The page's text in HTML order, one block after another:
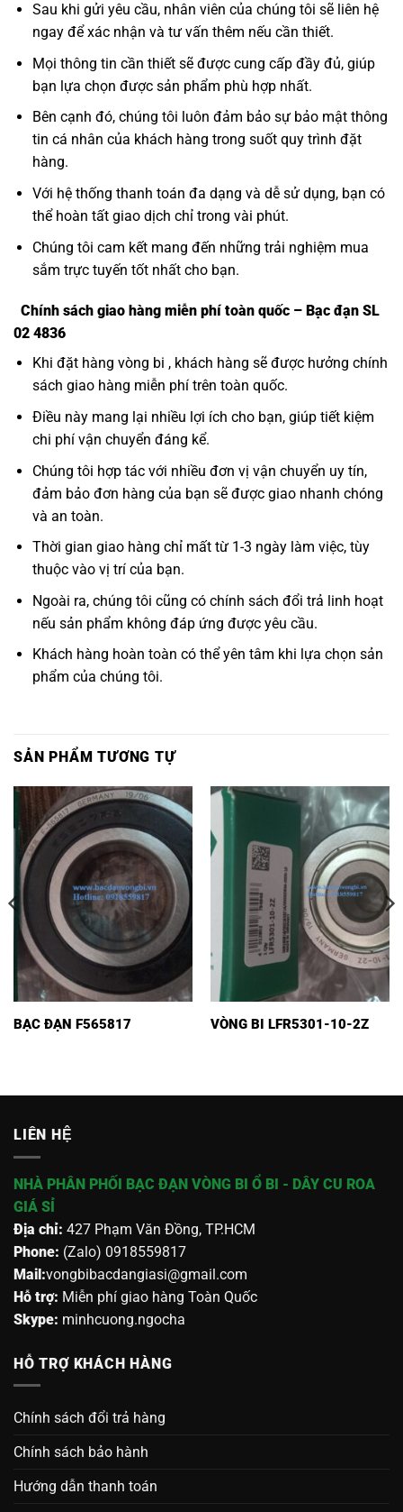
Sau khi gửi yêu cầu, nhân viên của chúng tôi sẽ liên hệ
ngay để xác nhận và tư vấn thêm nếu cần thiết.
Mọi thông tin cần thiết sẽ được cung cấp đầy đủ, giúp
bạn lựa chọn được sản phẩm phù hợp nhất.
Bên cạnh đó, chúng tôi luôn đảm bảo sự bảo mật thông
tin cá nhân của khách hàng trong suốt quy trình đặt
hàng.
Với hệ thống thanh toán đa dạng và dễ sử dụng, bạn có
thể hoàn tất giao dịch chỉ trong vài phút.
Chúng tôi cam kết mang đến những trải nghiệm mua
sắm trực tuyến tốt nhất cho bạn.
Chính sách giao hàng miễn phí toàn quốc – Bạc đạn SL
02 4836
Khi đặt hàng vòng bi , khách hàng sẽ được hưởng chính
sách giao hàng miễn phí trên toàn quốc.
Điều này mang lại nhiều lợi ích cho bạn, giúp tiết kiệm
chi phí vận chuyển đáng kể.
Chúng tôi hợp tác với nhiều đơn vị vận chuyển uy tín,
đảm bảo đơn hàng của bạn sẽ được giao nhanh chóng
và an toàn.
Thời gian giao hàng chỉ mất từ 1-3 ngày làm việc, tùy
thuộc vào vị trí của bạn.
Ngoài ra, chúng tôi cũng có chính sách đổi trả linh hoạt
nếu sản phẩm không đáp ứng được yêu cầu.
Khách hàng hoàn toàn có thể yên tâm khi lựa chọn sản
phẩm của chúng tôi.
SẢN PHẨM TƯƠNG TỰ
BẠC ĐẠN F565817 VÒNG BI LFR5301-10-2Z
LIÊN HỆ
NHÀ PHÂN PHỐI BẠC ĐẠN VÒNG BI Ổ BI - DÂY CU ROA
GIÁ SỈ
Địa chỉ: 427 Phạm Văn Đồng, TP.HCM
Phone: (Zalo) 0918559817
Mail:vongbibacdangiasi@gmail.com
Hỗ trợ: Miễn phí giao hàng Toàn Quốc
Skype: minhcuong.ngocha
HỖ TRỢ KHÁCH HÀNG
Chính sách đổi trả hàng
Chính sách bảo hành
Hướng dẫn thanh toán